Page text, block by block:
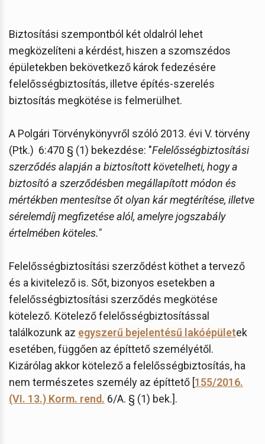
Biztosítási szempontból két oldalról lehet
megközelíteni a kérdést, hiszen a szomszédos
épületekben bekövetkező károk fedezésére
felelősségbiztosítás, illetve építés-szerelés
biztosítás megkötése is felmerülhet.
A Polgári Törvénykönyvről szóló 2013. évi V. törvény
(Ptk.) 6:470 § (1) bekezdése: "Felelősségbiztosítási
szerződés alapján a biztosított követelheti, hogy a
biztosító a szerződésben megállapított módon és
mértékben mentesítse őt olyan kár megtérítése, illetve
sérelemdíj megfizetése alól, amelyre jogszabály
értelmében köteles."
Felelősségbiztosítási szerződést köthet a tervező
és a kivitelező is. Sőt, bizonyos esetekben a
felelősségbiztosítási szerződés megkötése
kötelező. Kötelező felelősségbiztosítással
találkozunk az egyszerű bejelentésű lakóépületek
esetében, függően az építtető személyétől.
Kizárólag akkor kötelező a felelősségbiztosítás, ha
nem természetes személy az építtető [155/2016.
(VI. 13.) Korm. rend. 6/A. § (1) bek.].